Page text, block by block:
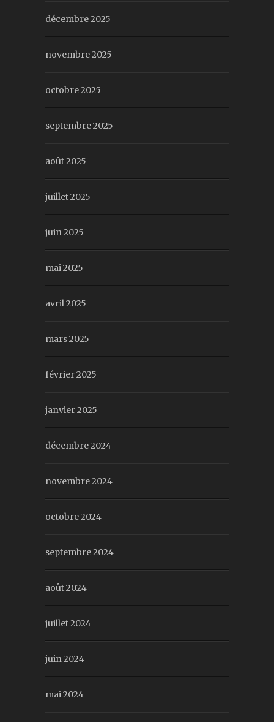
décembre 2025
novembre 2025
octobre 2025
septembre 2025
août 2025
juillet 2025
juin 2025
mai 2025
avril 2025
mars 2025
février 2025
janvier 2025
décembre 2024
novembre 2024
octobre 2024
septembre 2024
août 2024
juillet 2024
juin 2024
mai 2024